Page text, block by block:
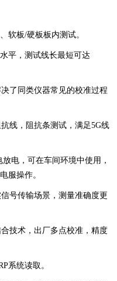
软板/硬板板内测试。
平，测试线长最短可达
了同类仪器常见的校准过程
线，阻抗条测试，满足5G线
电，可在车间环境中使用，
服操作。
号传输场景，测量准确度更
技术，出厂多点校准，精度
系统读取。